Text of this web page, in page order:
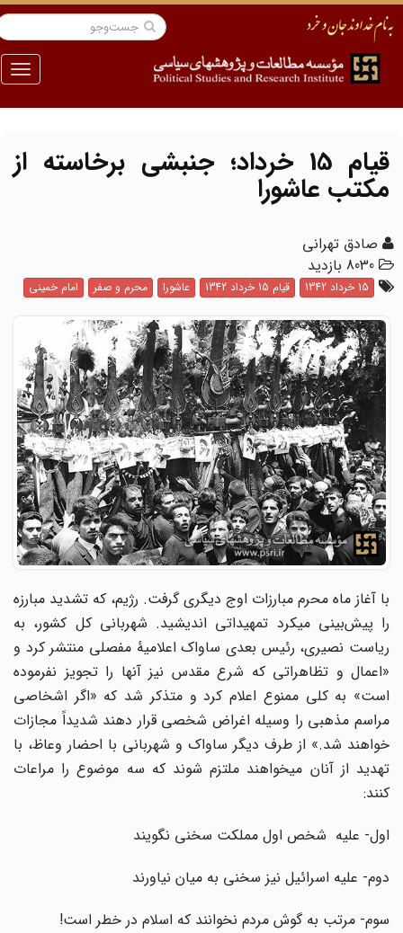
منو
قیام 15 خرداد؛ جنبشی برخاسته از
مکتب عاشورا
صادق تهرانی
8030 بازدید
15 خرداد 1342 قیام 15 خرداد 1342 عاشورا محرم و صفر امام خمینی
با آغاز ماه محرم مبارزات اوج دیگری گرفت. رژیم، که تشدید مبارزه
را پیش‌‌بینی میکرد تمهیداتی اندیشید. شهربانی کل کشور، به
ریاست نصیری، رئیس بعدی ساواک اعلامیۀ مفصلی منتشر کرد و
«اعمال و تظاهراتی که شرع مقدس نیز آنها را تجویز نفرموده
است» به کلی ممنوع اعلام کرد و متذکر شد که «اگر اشخاصی
مراسم مذهبی را وسیله اغراض شخصی قرار دهند شدیداً مجازات
خواهند شد.» از طرف دیگر ساواک و شهربانی با احضار وعاظ، با
تهدید از آنان میخواهند ملتزم شوند که سه موضوع را مراعات
کنند:
اول- علیه شخص اول مملکت سخنی نگویند
دوم- علیه اسرائیل نیز سخنی به میان نیاورند
سوم- مرتب به گوش مردم نخوانند که اسلام در خطر است!